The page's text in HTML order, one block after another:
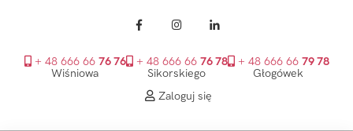
+ 48 666 66 76 76
Wiśniowa
+ 48 666 66 76 78
Sikorskiego
+ 48 666 66 79 78
Głogówek
Zaloguj się